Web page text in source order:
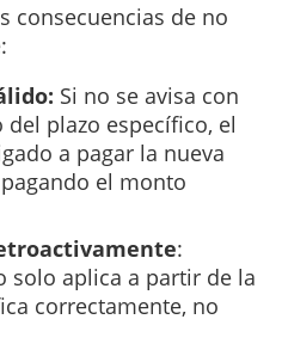
consecuencias de no
Si no se avisa con
plazo específico, el
a pagar la nueva
el monto
:
solo aplica a partir de la
correctamente, no